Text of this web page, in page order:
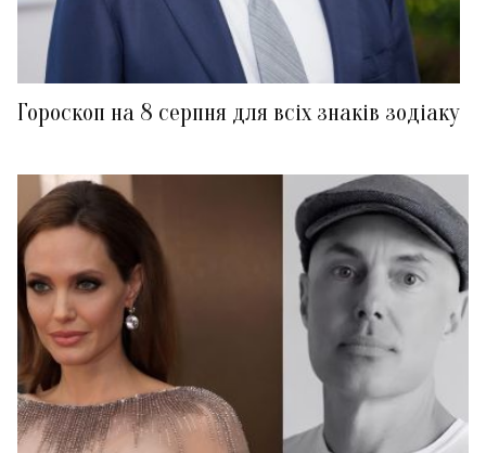
Гороскоп на 8 серпня для всіх знаків зодіаку